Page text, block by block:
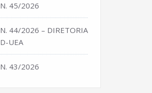
45/2026
44/2026 – DIRETORIA
UEA
43/2026